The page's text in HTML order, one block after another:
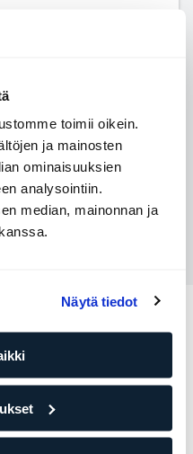
toimii oikein.
ja mainosten
ominaisuuksien
analysointiin.
median, mainonnan ja
Näytä tiedot
Palvelut